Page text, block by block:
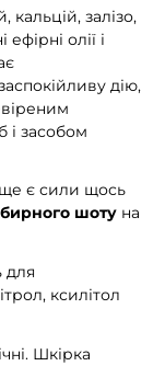
кальцій, залізо,
олії і
дію,
і засобом
ще є сили щось
шоту на
для
ксилітол
Шкірка